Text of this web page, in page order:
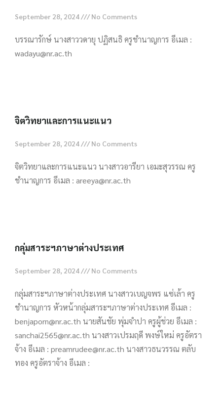
September 28, 2024 No Comments
บรรณารักษ์ นางสาววดายุ ปฏิสนธิ ครูชำนาญการ อีเมล :
wadayu@nr.ac.th
จิตวิทยาและการแนะแนว
September 28, 2024 No Comments
จิตวิทยาและการแนะแนว นางสาวอารียา เอมะสุวรรณ ครู
ชำนาญการ อีเมล : areeya@nr.ac.th
กลุ่มสาระฯภาษาต่างประเทศ
September 28, 2024 No Comments
กลุ่มสาระฯภาษาต่างประเทศ นางสาวเบญจพร แซ่เล้า ครู
ชำนาญการ หัวหน้ากลุ่มสาระฯภาษาต่างประเทศ อีเมล :
benjaporn@nr.ac.th นายสันชัย พุ่มจำปา ครูผู้ช่วย อีเมล :
sanchai2565@nr.ac.th นางสาวเปรมฤดี พงษ์ใหม่ ครูอัตรา
จ้าง อีเมล : preamrudee@nr.ac.th นางสาวธนวรรณ ตลับ
ทอง ครูอัตราจ้าง อีเมล :